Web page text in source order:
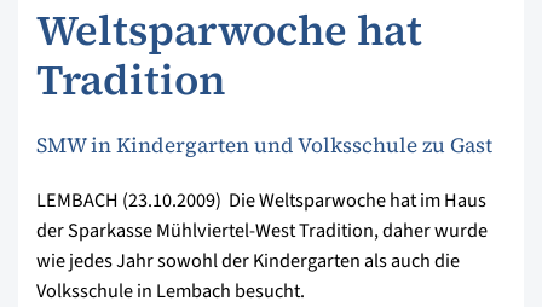
Weltsparwoche hat
Tradition
SMW in Kindergarten und Volksschule zu Gast
LEMBACH (23.10.2009)  Die Weltsparwoche hat im Haus
der Sparkasse Mühlviertel-West Tradition, daher wurde
wie jedes Jahr sowohl der Kindergarten als auch die
Volksschule in Lembach besucht.